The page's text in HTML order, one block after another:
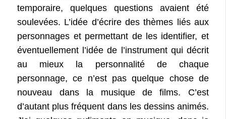
temporaire, quelques questions avaient été
soulevées. L’idée d’écrire des thèmes liés aux
personnages et permettant de les identifier, et
éventuellement l’idée de l’instrument qui décrit
au mieux la personnalité de chaque
personnage, ce n’est pas quelque chose de
nouveau dans la musique de films. C’est
d’autant plus fréquent dans les dessins animés.